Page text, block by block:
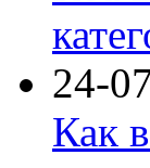
24-
Как